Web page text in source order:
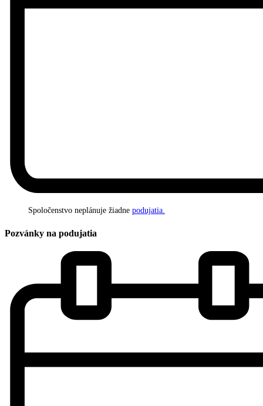
Spoločenstvo neplánuje žiadne podujatia.
Pozvánky na podujatia